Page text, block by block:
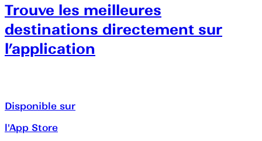
Trouve les meilleures
destinations directement sur
l’application
Disponible sur
l'App Store